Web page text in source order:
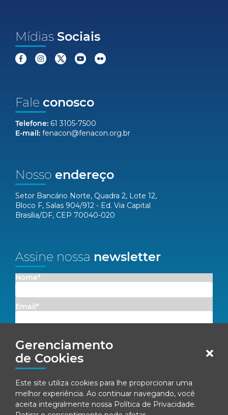
Gerenciamento
de Cookies
Este site utiliza cookies para lhe proporcionar uma
melhor experiência. Ao continuar navegando, você
aceita integralmente nossa Política de Privacidade.
Mídias Sociais
Fale conosco
Telefone: 61 3105-7500
E-mail: fenacon@fenacon.org.br
Nosso endereço
Setor Bancário Norte, Quadra 2, Lote 12,
Bloco F, Salas 904/912 - Ed. Via Capital
Brasília/DF, CEP 70040-020
Assine nossa newsletter
Nome*
Email*
Ao se inscrever, você concorda com nossaPolítica de Privacidade